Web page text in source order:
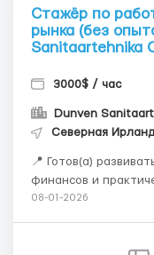
Стажёр по
рынка (без
Sanitaartehnika
3000$ / час
Dunven
Северная
📍 Готов(а)
финансов и практических
@Borisov_corp 🏢 О нас Мы в Dunven Sanitaartehnika OÜ
08-01-2026